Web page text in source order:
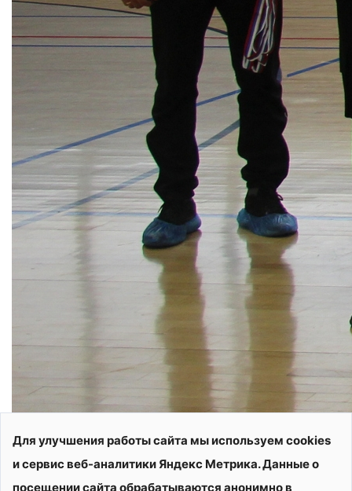
Для улучшения работы сайта мы используем cookies
и сервис веб-аналитики Яндекс Метрика. Данные о
посещении сайта обрабатываются анонимно в